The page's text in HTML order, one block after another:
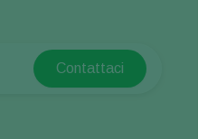
Koppert Global
Contattaci